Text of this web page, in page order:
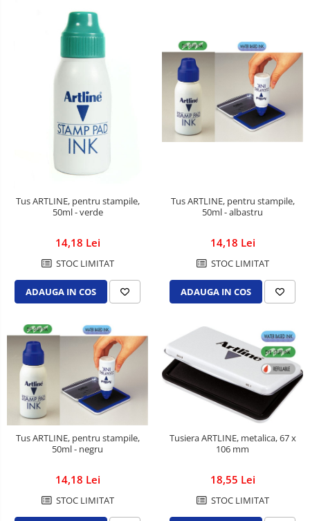
Tus ARTLINE, pentru stampile,
50ml - verde
14,18 Lei
STOC LIMITAT
ADAUGA IN COS
Tus ARTLINE, pentru stampile,
50ml - albastru
14,18 Lei
STOC LIMITAT
ADAUGA IN COS
Tus ARTLINE, pentru stampile,
50ml - negru
14,18 Lei
STOC LIMITAT
Tusiera ARTLINE, metalica, 67 x
106 mm
18,55 Lei
STOC LIMITAT